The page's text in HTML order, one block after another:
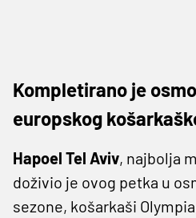
Kompletirano je
europskog
Hapoel Tel Aviv, najbolja
doživio je ovog petka u
sezone, košarkaši